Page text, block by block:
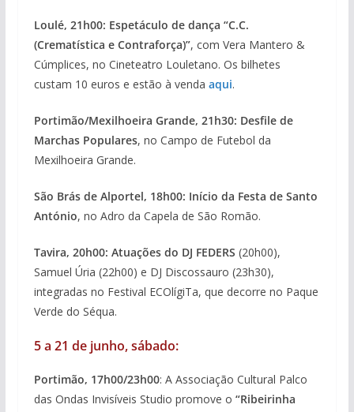
Loulé, 21h00: Espetáculo de dança “C.C.
(Crematística e Contraforça)”, com Vera Mantero &
Cúmplices, no Cineteatro Louletano. Os bilhetes
custam 10 euros e estão à venda aqui.
Portimão/Mexilhoeira Grande, 21h30: Desfile de
Marchas Populares, no Campo de Futebol da
Mexilhoeira Grande.
São Brás de Alportel, 18h00: Início da Festa de Santo
António, no Adro da Capela de São Romão.
Tavira, 20h00: Atuações do DJ FEDERS (20h00),
Samuel Úria (22h00) e DJ Discossauro (23h30),
integradas no Festival ECOlígiTa, que decorre no Paque
Verde do Séqua.
5 a 21 de junho, sábado:
Portimão, 17h00/23h00: A Associação Cultural Palco
das Ondas Invisíveis Studio promove o “Ribeirinha